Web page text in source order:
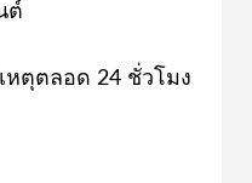
ต์
ตุตลอด 24 ชั่วโมง